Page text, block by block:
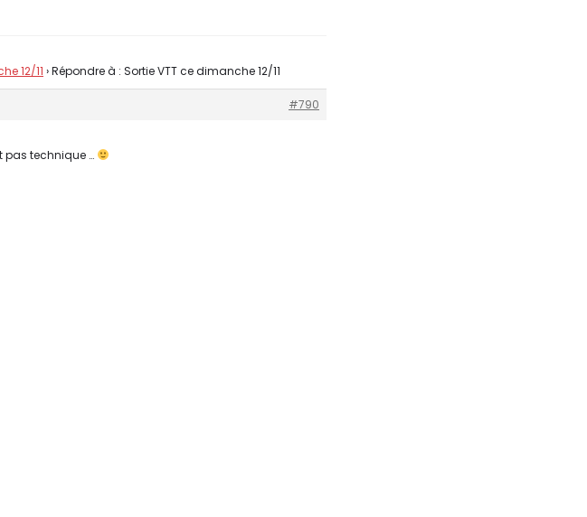
12/11 ›Répondre à : Sortie VTT ce dimanche 12/11
#790
pas technique …